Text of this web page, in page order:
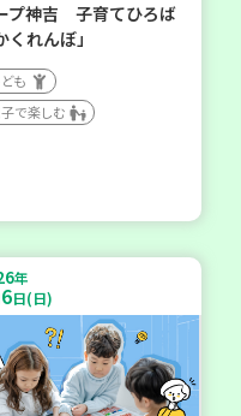
プ神吉 子育てひろば
くれんぼ」
も
で楽しむ
年
6日(日)